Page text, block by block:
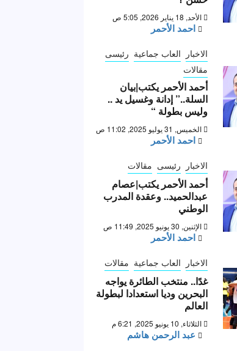
الأحد, 18 يناير 2026, 5:05 ص
احمد الأحمر
الاخبار العاب جماعية رئيسى
مقالات
أحمد الأحمر يكتب|بيان
السلة..” إدانة وغسيل يد ..
وليس بطولة “
الخميس, 31 يوليو 2025, 11:02 ص
احمد الأحمر
الاخبار رئيسى مقالات
أحمد الأحمر يكتب|عصام
عبدالحميد.. وعقدة المدرب
الوطني
الإثنين, 30 يونيو 2025, 11:49 ص
احمد الأحمر
الاخبار العاب جماعية مقالات
غدًا.. منتخب الطائرة يواجه
البحرين وديا استعدادا لبطولة
العالم
الثلاثاء, 10 يونيو 2025, 6:21 م
عبد الرحمن هاشم